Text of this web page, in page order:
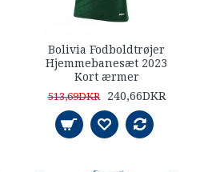
Bolivia Fodboldtrøjer
Hjemmebanesæt 2023
Kort ærmer
513,69DKR 240,66DKR